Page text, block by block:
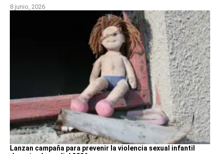
8 junio, 2026
Lanzan campaña para prevenir la violencia sexual infantil